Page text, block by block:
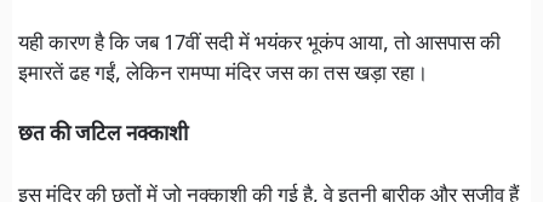
यही कारण है कि जब 17वीं सदी में भयंकर भूकंप आया, तो आसपास की
इमारतें ढह गईं, लेकिन रामप्पा मंदिर जस का तस खड़ा रहा।
छत की जटिल नक्काशी